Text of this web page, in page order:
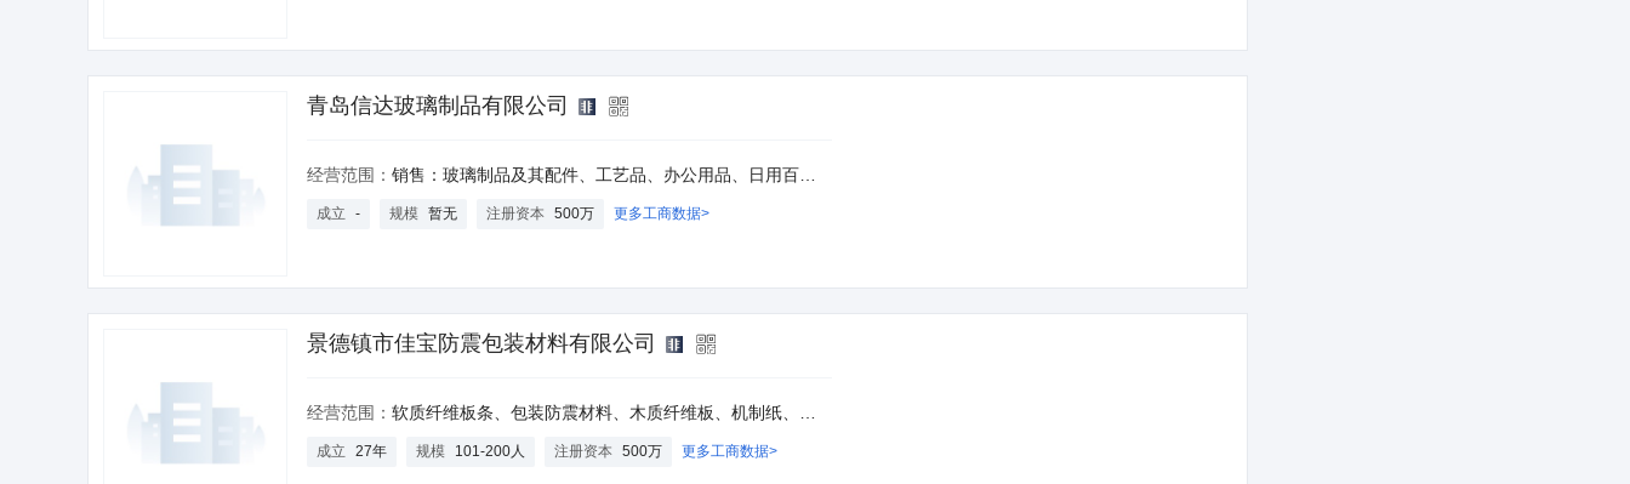
青岛信达玻璃制品有限公司
经营范围： 销售：玻璃制品及其配件、工艺品、办公用品、日用百货；加工工艺品；货物进出口、技术进出口。 （依法须经批准的项目，经相关部门批准后方可开展经营活动）。
成立 - 规模 暂无 注册资本 500万 更多工商数据>
景德镇市佳宝防震包装材料有限公司
经营范围： 软质纤维板条、包装防震材料、木质纤维板、机制纸、榻榻米系列产品制造；陶瓷制造；废纤维板边、废纸收购。
成立 27年 规模 101-200人 注册资本 500万 更多工商数据>